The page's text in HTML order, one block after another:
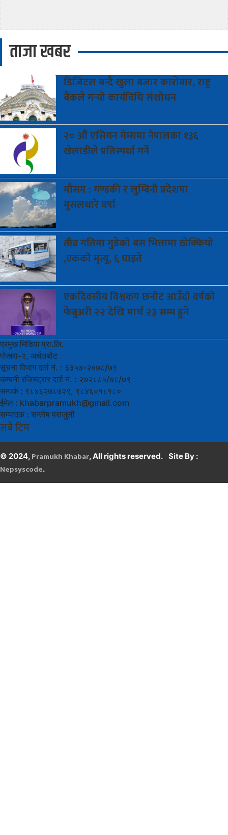
ताजा खबर
डिजिटलबन्दै खुला बजार कारोबार, राष्ट्र
बैंकले गर्‍यो कार्यविधि संशोधन
२०औँ एसियन गेम्समा नेपालका १३६
खेलाडीले प्रतिस्पर्धा गर्ने
मौसम: गण्डकी र लुम्बिनी प्रदेशमा
मुसलधारे वर्षा
तीव्रगतिमा गुडेको बस भित्तामा ठोक्कियो
,एकको मृत्यु, ६ घाइते
एकदिवसीयविश्वकप छनोट आउँदो वर्षको
फेब्रुअरी २२ देखि मार्च २३ सम्म हुने
प्रमुख मिडिया प्रा.लि.
पोखरा-२, अर्चलबोट
सूचना विभाग दर्ता नं. : ३३५७-२०७८/७९
कम्पनी रजिस्ट्रार दर्ता नं. : २७२८८५/७८/७९
सम्पर्क : ९८४६२७८७२९, ९८४६०१८१८०
ईमेल : khabarpramukh@gmail.com
सम्पादक : सन्तोष पराजुली
सबै टिम
© 2024, Pramukh Khabar, All rights reserved. Site By :
Nepsyscode.